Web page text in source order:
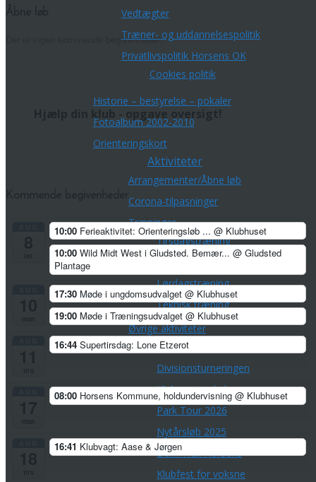
Vedtægter
Træner- og uddannelsespolitik
Privatlivspolitik Horsens OK
Cookies politik
Historie – bestyrelse – pokaler
Fotoalbum 2002-2010
Orienteringskort
Aktiviteter
Arrangementer/Åbne løb
Corona-tilpasninger
Træninger
Tirsdagstræning
Torsdagstræning
Lørdagstræning
Teknisk træning
Øvrige aktiviteter
Championpokalen
Divisionsturneringen
Klubmesterskaber
Park Tour 2026
Nytårsløb 2025
Dark Trail Horsens
Klubfest for voksne
Der er ingen kommende begivenheder.
10:00 Ferieaktivitet: Orienteringsløb ... @ Klubhuset
10:00 Wild Midt West i Gludsted. Bemær... @ Gludsted
Plantage
17:30 Møde i ungdomsudvalget @ Klubhuset
19:00 Møde i Træningsudvalget @ Klubhuset
16:44 Supertirsdag: Lone Etzerot
08:00 Horsens Kommune, holdundervisning @ Klubhuset
16:41 Klubvagt: Aase & Jørgen